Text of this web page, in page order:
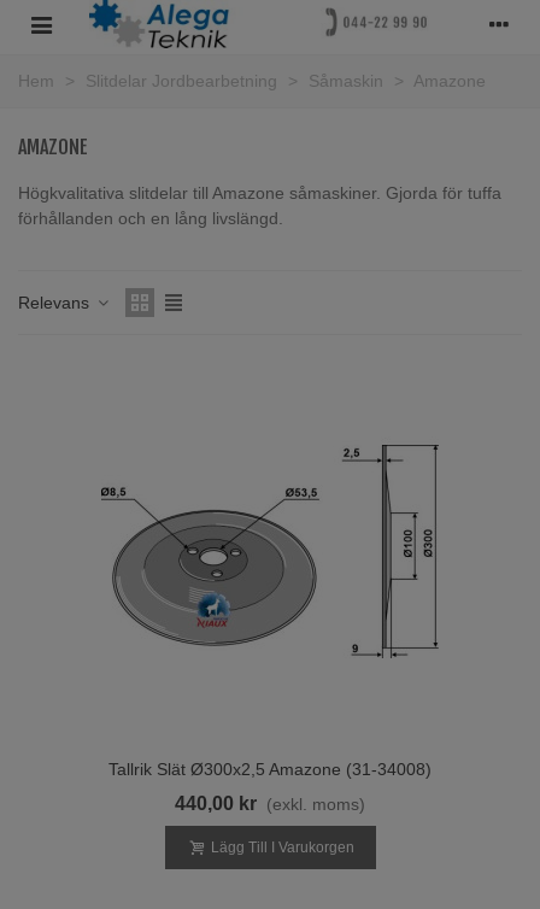
Hem > Slitdelar Jordbearbetning > Såmaskin > Amazone
AMAZONE
Högkvalitativa slitdelar till Amazone såmaskiner. Gjorda för tuffa
förhållanden och en lång livslängd.
Relevans
Tallrik Slät Ø300x2,5 Amazone (31-34008)
440,00 kr (exkl. moms)
Lägg Till I Varukorgen